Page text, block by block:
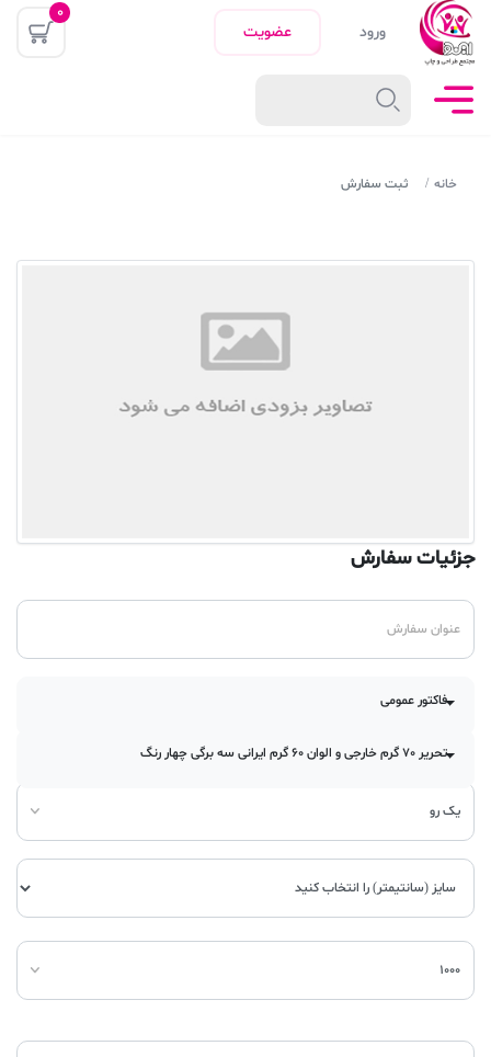
ورود عضویت
0
خانه ثبت سفارش
جزئیات سفارش
فاکتور عمومی
تحریر 70 گرم خارجی و الوان 60 گرم ایرانی سه برگی چهار رنگ